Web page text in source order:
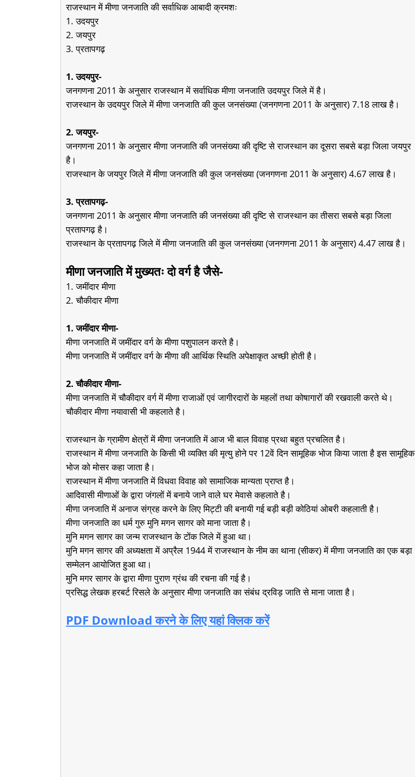
राजस्थान में मीणा जनजाति की सर्वाधिक आबादी क्रमशः
1. उदयपुर
2. जयपुर
3. प्रतापगढ़
1. उदयपुर-
जनगणना 2011 के अनुसार राजस्थान में सर्वाधिक मीणा जनजाति उदयपुर जिले में है।
राजस्थान के उदयपुर जिले में मीणा जनजाति की कुल जनसंख्या (जनगणना 2011 के अनुसार) 7.18 लाख है।
2. जयपुर-
जनगणना 2011 के अनुसार मीणा जनजाति की जनसंख्या की दृष्टि से राजस्थान का दूसरा सबसे बड़ा जिला जयपुर
है।
राजस्थान के जयपुर जिले में मीणा जनजाति की कुल जनसंख्या (जनगणना 2011 के अनुसार) 4.67 लाख है।
3. प्रतापगढ़-
जनगणना 2011 के अनुसार मीणा जनजाति की जनसंख्या की दृष्टि से राजस्थान का तीसरा सबसे बड़ा जिला
प्रतापगढ़ है।
राजस्थान के प्रतापगढ़ जिले में मीणा जनजाति की कुल जनसंख्या (जनगणना 2011 के अनुसार) 4.47 लाख है।
मीणा जनजाति में मुख्यतः दो वर्ग है जैसे-
1. जमींदार मीणा
2. चौकीदार मीणा
1. जमींदार मीणा-
मीणा जनजाति में जमींदार वर्ग के मीणा पशुपालन करते है।
मीणा जनजाति में जमींदार वर्ग के मीणा की आर्थिक स्थिति अपेक्षाकृत अच्छी होती है।
2. चौकीदार मीणा-
मीणा जनजाति में चौकीदार वर्ग में मीणा राजाओं एवं जागीरदारों के महलों तथा कोषागारों की रखवाली करते थे।
चौकीदार मीणा नयावासी भी कहलाते है।
राजस्थान के ग्रामीण क्षेत्रों में मीणा जनजाति में आज भी बाल विवाह प्रथा बहुत प्रचलित है।
राजस्थान में मीणा जनजाति के किसी भी व्यक्ति की मृत्यु होने पर 12वें दिन सामूहिक भोज किया जाता है इस सामूहिक
भोज को मोसर कहा जाता है।
राजस्थान में मीणा जनजाति में विधवा विवाह को सामाजिक मान्यता प्राप्त है।
आदिवासी मीणाओं के द्वारा जंगलों में बनाये जाने वाले घर मेवासे कहलाते है।
मीणा जनजाति में अनाज संग्रह करने के लिए मिट्टी की बनायी गई बड़ी बड़ी कोठियां ओबरी कहलाती है।
मीणा जनजाति का धर्म गुरु मुनि मगन सागर को माना जाता है।
मुनि मगन सागर का जन्म राजस्थान के टोंक जिले में हुआ था।
मुनि मगन सागर की अध्यक्षता में अप्रैल 1944 में राजस्थान के नीम का थाना (सीकर) में मीणा जनजाति का एक बड़ा
सम्मेलन आयोजित हुआ था।
मुनि मगर सागर के द्वारा मीणा पुराण ग्रंथ की रचना की गई है।
प्रसिद्ध लेखक हरबर्ट रिसले के अनुसार मीणा जनजाति का संबंध द्रविड़ जाति से माना जाता है।
PDF Download करने के लिए यहां क्लिक करें